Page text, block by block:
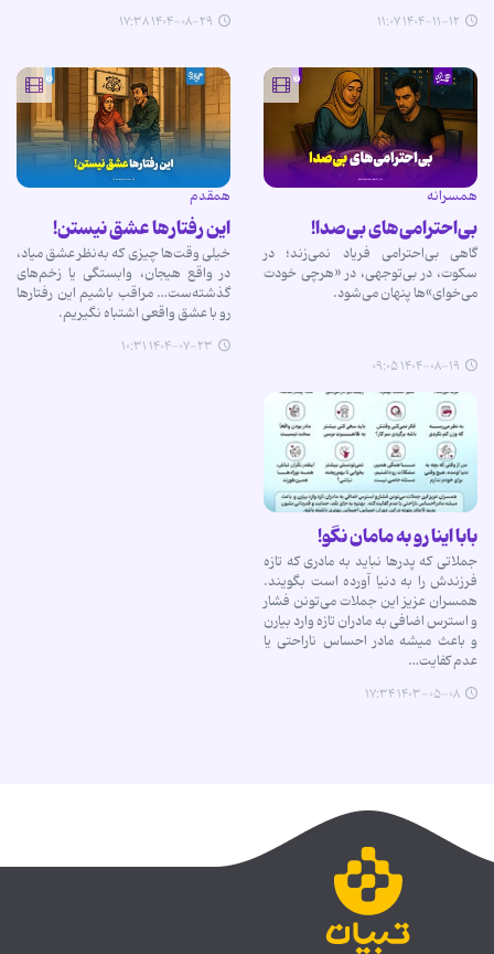
۱۴۰۴-۱۱-۱۲ ۱۱:۰۷ ۱۴۰۴-۰۸-۲۹ ۱۷:۳۸
همسرانه
بی‌احترامی‌های بی‌صدا!
گاهی بی‌احترامی فریاد نمی‌زند؛ در
سکوت، در بی‌توجهی، در «هرچی خودت
می‌خوای»‌ها پنهان می‌شود.
۱۴۰۴-۰۸-۱۹ ۰۹:۰۵
همقدم
این رفتارها عشق نیستن!
خیلی وقت‌ها چیزی که به‌نظر عشق میاد،
در واقع هیجان، وابستگی یا زخم‌های
گذشته‌ست… مراقب باشیم این رفتارها
رو با عشق واقعی اشتباه نگیریم.
۱۴۰۴-۰۷-۲۳ ۱۰:۳۱
بابا اینا رو به مامان نگو!
جملاتی که پدرها نباید به مادری که تازه
فرزندش را به دنیا آورده است بگویند.
همسران عزیز این جملات می‌تونن فشار
و استرس اضافی به مادران تازه وارد بیارن
و باعث میشه مادر احساس ناراحتی یا
عدم کفایت…
۱۴۰۳-۰۵-۰۸ ۱۷:۳۴